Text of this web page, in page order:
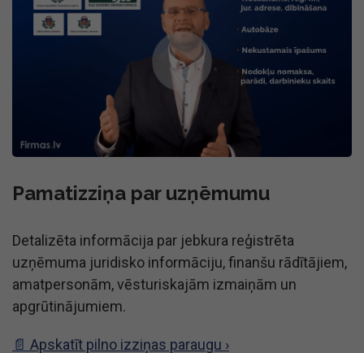
Pamatizziņa par uzņēmumu
Detalizēta informācija par jebkura reģistrēta
uzņēmuma juridisko informāciju, finanšu rādītājiem,
amatpersonām, vēsturiskajām izmaiņām un
apgrūtinājumiem.
📄 Apskatīt pilno izziņas paraugu ›